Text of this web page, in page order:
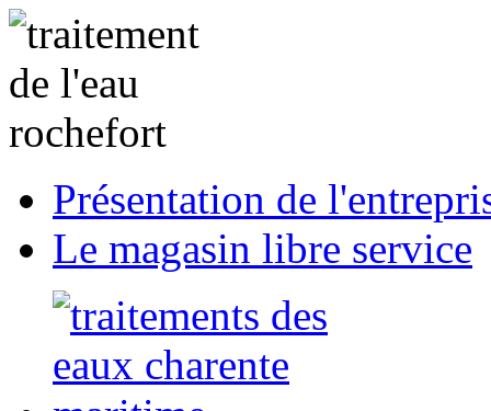
Présentation de
Le magasin libre service